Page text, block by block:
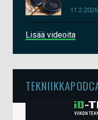
11.2.2026
Lisää videoita